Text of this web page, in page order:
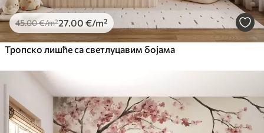
45.00€/m²27 .00 €/m²
Тропско лишће са светлуцавим бојама